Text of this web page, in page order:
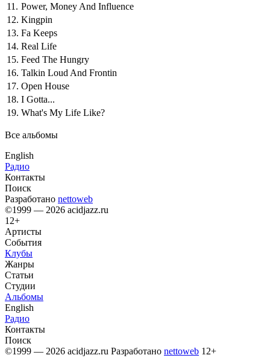
11. Power, Money And Influence
12. Kingpin
13. Fa Keeps
14. Real Life
15. Feed The Hungry
16. Talkin Loud And Frontin
17. Open House
18. I Gotta...
19. What's My Life Like?
Все альбомы
English
Радио
Контакты
Поиск
Разработано nettoweb
©1999 — 2026 acidjazz.ru
12+
Артисты
События
Клубы
Жанры
Статьи
Студии
Альбомы
English
Радио
Контакты
Поиск
©1999 — 2026 acidjazz.ru Разработано nettoweb 12+